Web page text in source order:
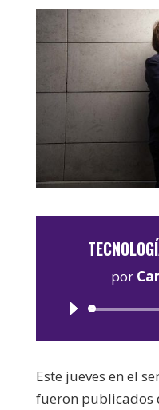
por
Este jueves en el
fueron publicados